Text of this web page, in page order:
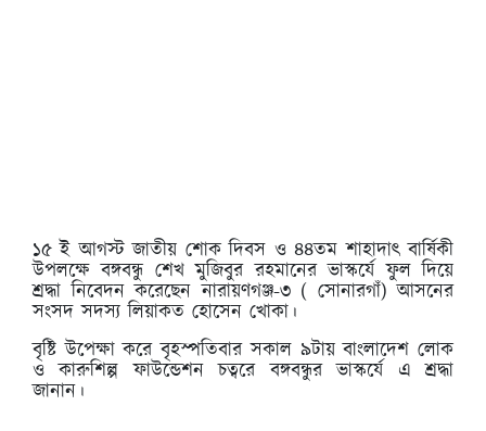
১৫ ই আগস্ট জাতীয় শোক দিবস ও ৪৪তম শাহাদাৎ বার্ষিকী
উপলক্ষে বঙ্গবন্ধু শেখ মুজিবুর রহমানের ভাস্কর্যে ফুল দিয়ে
শ্রদ্ধা নিবেদন করেছেন নারায়ণগঞ্জ-৩ ( সোনারগাঁ) আসনের
সংসদ সদস্য লিয়াকত হোসেন খোকা।
বৃষ্টি উপেক্ষা করে বৃহস্পতিবার সকাল ৯টায় বাংলাদেশ লোক
ও কারুশিল্প ফাউন্ডেশন চত্বরে বঙ্গবন্ধুর ভাস্কর্যে এ শ্রদ্ধা
জানান।